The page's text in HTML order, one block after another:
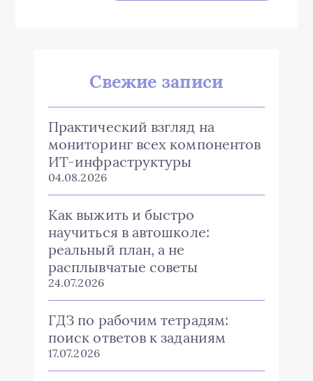
Свежие записи
Практический взгляд на
мониторинг всех компонентов
ИТ-инфраструктуры
04.08.2026
Как выжить и быстро
научиться в автошколе:
реальный план, а не
расплывчатые советы
24.07.2026
ГДЗ по рабочим тетрадям:
поиск ответов к заданиям
17.07.2026